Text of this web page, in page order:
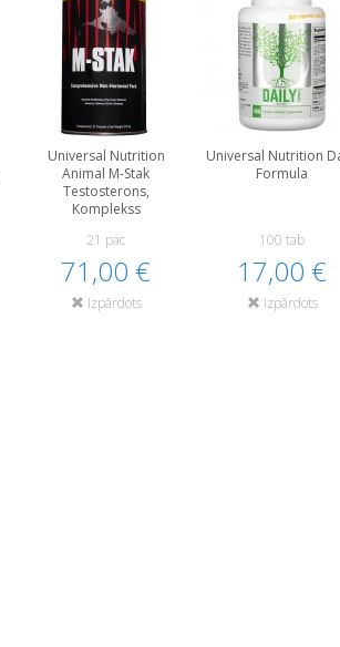
Universal Nutrition
Animal M-Stak
Testosterons,
Komplekss
21 pac
71,00 €
Izpārdots
Universal Nutrition
Formula
100 tab
17,00 €
Izpārdots